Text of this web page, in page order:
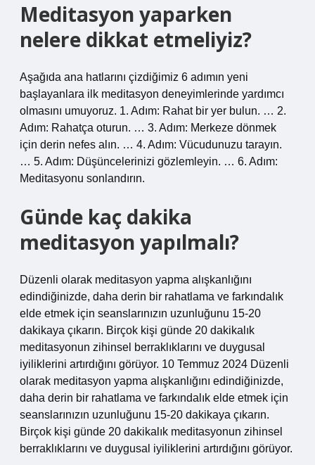
Meditasyon yaparken
nelere dikkat etmeliyiz?
Aşağıda ana hatlarını çizdiğimiz 6 adımın yeni
başlayanlara ilk meditasyon deneyimlerinde yardımcı
olmasını umuyoruz. 1. Adım: Rahat bir yer bulun. … 2.
Adım: Rahatça oturun. … 3. Adım: Merkeze dönmek
için derin nefes alın. … 4. Adım: Vücudunuzu tarayın.
… 5. Adım: Düşüncelerinizi gözlemleyin. … 6. Adım:
Meditasyonu sonlandırın.
Günde kaç dakika
meditasyon yapılmalı?
Düzenli olarak meditasyon yapma alışkanlığını
edindiğinizde, daha derin bir rahatlama ve farkındalık
elde etmek için seanslarınızın uzunluğunu 15-20
dakikaya çıkarın. Birçok kişi günde 20 dakikalık
meditasyonun zihinsel berraklıklarını ve duygusal
iyiliklerini artırdığını görüyor. 10 Temmuz 2024 Düzenli
olarak meditasyon yapma alışkanlığını edindiğinizde,
daha derin bir rahatlama ve farkındalık elde etmek için
seanslarınızın uzunluğunu 15-20 dakikaya çıkarın.
Birçok kişi günde 20 dakikalık meditasyonun zihinsel
berraklıklarını ve duygusal iyiliklerini artırdığını görüyor.